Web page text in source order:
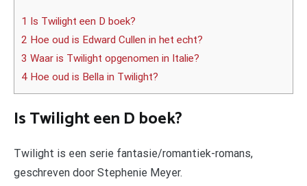
1 Is Twilight een D boek?
2 Hoe oud is Edward Cullen in het echt?
3 Waar is Twilight opgenomen in Italie?
4 Hoe oud is Bella in Twilight?
Is Twilight een D boek?
Twilight is een serie fantasie/romantiek-romans,
geschreven door Stephenie Meyer.